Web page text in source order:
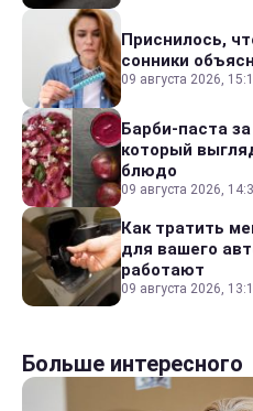
Приснилось,
сонники
09 августа 2026,
Барби-паста
который
блюдо
09 августа 2026,
Как тратить
для вашего
работают
09 августа 2026,
Больше интересного